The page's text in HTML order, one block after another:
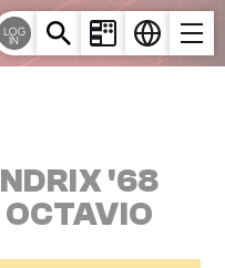
LOG
IN
'68